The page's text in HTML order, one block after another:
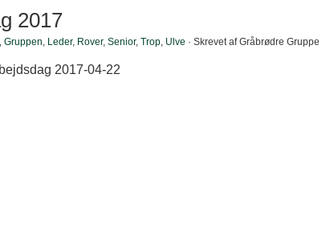
2017
, Gruppen, Leder, Rover, Senior, Trop, Ulve · Skrevet af Gråbrødre Gruppe
2017-04-22